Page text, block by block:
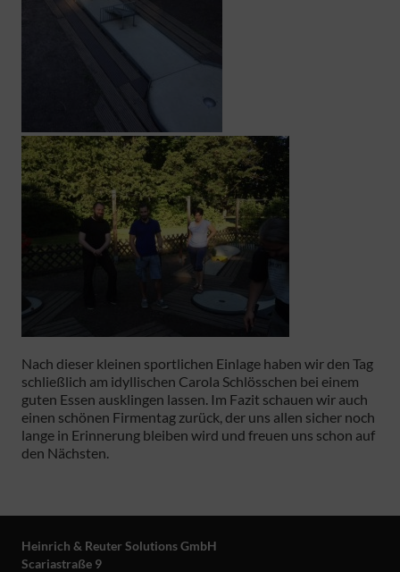
Nach dieser kleinen sportlichen Einlage haben wir den Tag
schließlich am idyllischen Carola Schlösschen bei einem
guten Essen ausklingen lassen. Im Fazit schauen wir auch
einen schönen Firmentag zurück, der uns allen sicher noch
lange in Erinnerung bleiben wird und freuen uns schon auf
den Nächsten.
Heinrich & Reuter Solutions GmbH
Scariastraße 9